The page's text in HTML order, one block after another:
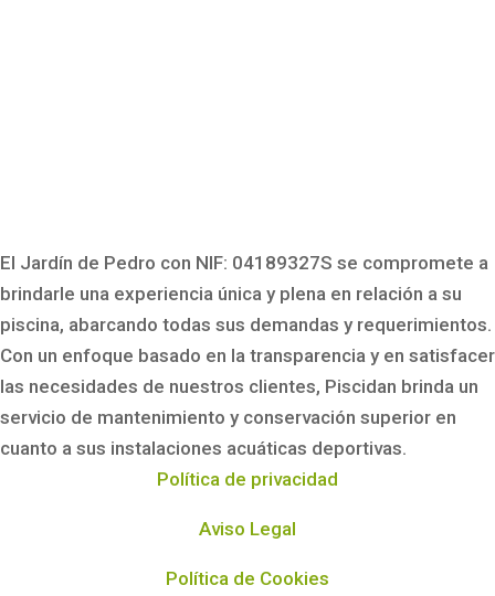
El Jardín de Pedro con NIF: 04189327S se compromete a
brindarle una experiencia única y plena en relación a su
piscina, abarcando todas sus demandas y requerimientos.
Con un enfoque basado en la transparencia y en satisfacer
las necesidades de nuestros clientes, Piscidan brinda un
servicio de mantenimiento y conservación superior en
cuanto a sus instalaciones acuáticas deportivas.
Política de privacidad
Aviso Legal
Política de Cookies